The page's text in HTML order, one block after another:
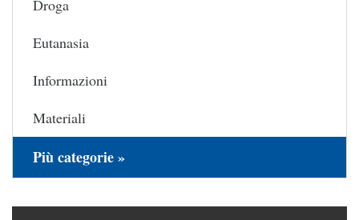
Droga
Eutanasia
Informazioni
Materiali
Più categorie »